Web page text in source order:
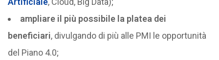
ampliare il più possibile la platea dei
beneficiari, divulgando di più alle PMI le opportunità
del Piano 4.0;